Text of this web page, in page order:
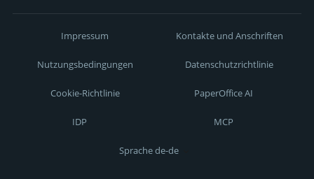
Impressum Kontakte und Anschriften
Nutzungsbedingungen Datenschutzrichtlinie
Cookie-Richtlinie PaperOffice AI
IDP MCP
Sprache de-de